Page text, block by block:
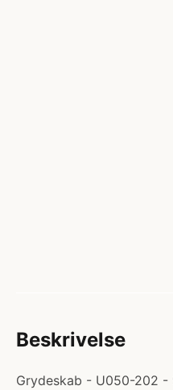
Beskrivelse
Grydeskab - U050-202